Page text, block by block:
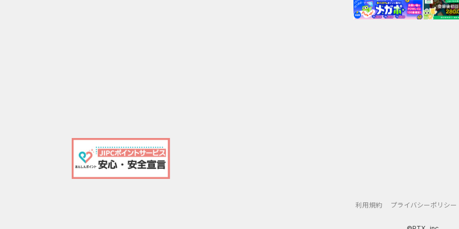
利用規約 プライバシーポリシー